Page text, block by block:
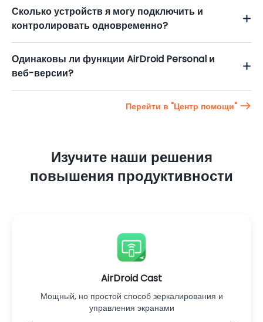
Сколько устройств я могу подключить и
контролировать одновременно?
Одинаковы ли функции AirDroid Personal и
веб-версии?
Перейти в "Центр помощи"
Изучите наши решения
повышения продуктивности
AirDroid Cast
Мощный, но простой способ зеркалирования и
управления экранами